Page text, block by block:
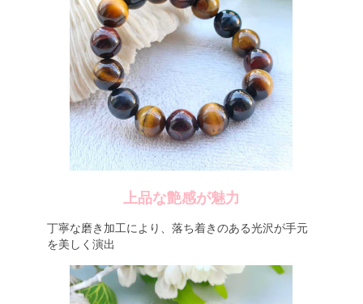
上品な艶感が魅力
丁寧な磨き加工により、落ち着きのある光沢が手元
を美しく演出